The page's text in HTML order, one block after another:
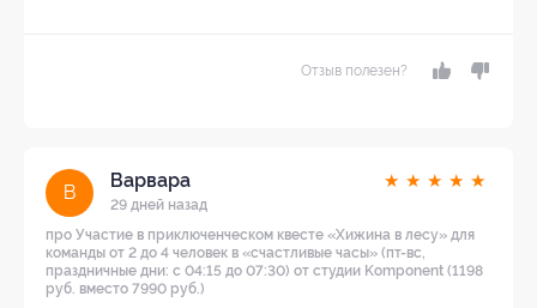
Отзыв полезен?
В
Варвара
29 дней назад
★ ★ ★ ★ ★
про Участие в приключенческом квесте «Хижина в лесу» для
команды от 2 до 4 человек в «счастливые часы» (пт-вс,
праздничные дни: с 04:15 до 07:30) от студии Komponent (1198
руб. вместо 7990 руб.)